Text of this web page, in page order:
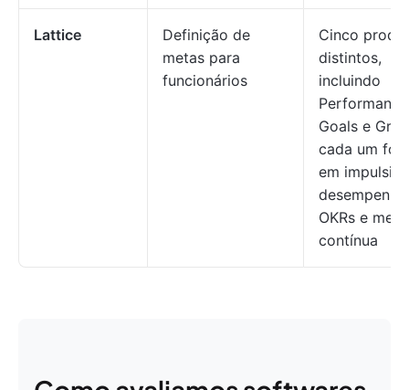
Lattice
Definição de
metas para
funcionários
Cinco
distintos,
incluindo
Goals e
cada um
em
OKRs e
contínua